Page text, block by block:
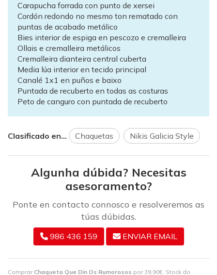
Comprar Chaqueta Que Din Os Rumorosos por39,90€. Stock do
Carapucha forrada con punto de xersei
Cordón redondo no mesmo ton rematado con
puntas de acabado metálico
Bies interior de espiga en pescozo e cremalleira
Ollais e cremalleira metálicos
Cremalleira dianteira central cuberta
Media lúa interior en tecido principal
Canalé 1x1 en puños e baixo
Puntada de recuberto en todas as costuras
Peto de canguro con puntada de recuberto
Clasificado en... Chaquetas Nikis Galicia Style
Algunha dúbida? Necesitas
asesoramento?
Ponte en contacto connosco e resolveremos as
túas dúbidas.
986 436 159 ENVIAR EMAIL